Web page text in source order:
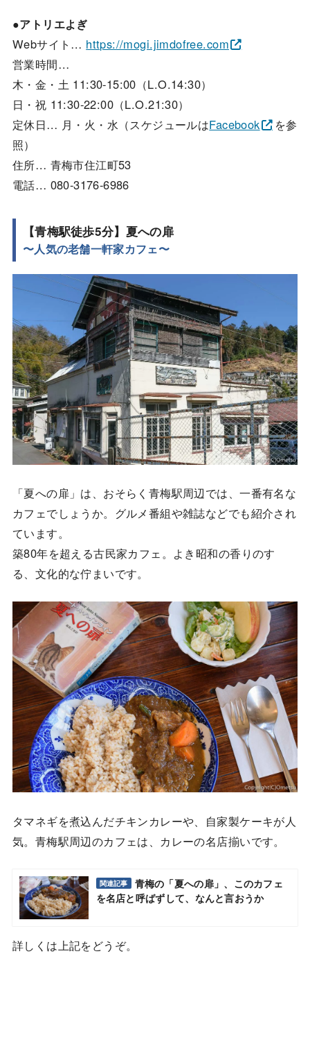
●アトリエよぎ
Webサイト… https://mogi.jimdofree.com
営業時間…
木・金・土 11:30-15:00（L.O.14:30）
日・祝 11:30-22:00（L.O.21:30）
定休日… 月・火・水（スケジュールはFacebook
を参
照）
住所… 青梅市住江町53
電話… 080-3176-6986
【青梅駅徒歩5分】夏への扉
〜人気の老舗一軒家カフェ〜
「夏への扉」は、おそらく青梅駅周辺では、一番有名な
カフェでしょうか。グルメ番組や雑誌などでも紹介され
ています。
築80年を超える古民家カフェ。よき昭和の香りのす
る、文化的な佇まいです。
タマネギを煮込んだチキンカレーや、自家製ケーキが人
気。青梅駅周辺のカフェは、カレーの名店揃いです。
関連記事
青梅の「夏への扉」、このカフェ
を名店と呼ばずして、なんと言おうか
詳しくは上記をどうぞ。